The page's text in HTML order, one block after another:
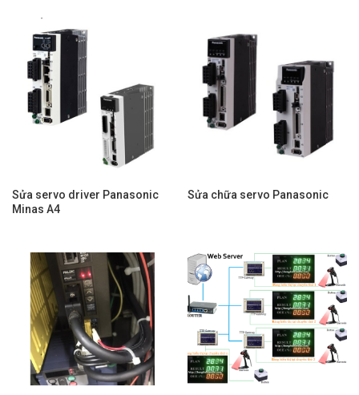
Sửa servo driver Panasonic
Minas A4
Sửa chữa servo Panasonic